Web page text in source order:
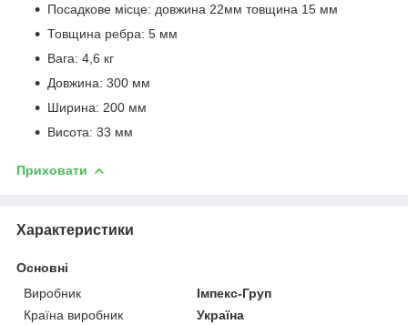
Посадкове місце: довжина 22мм товщина 15 мм
Товщина ребра: 5 мм
Вага: 4,6 кг
Довжина: 300 мм
Ширина: 200 мм
Висота: 33 мм
Приховати
Характеристики
Основні
Виробник
Імпекс-Груп
Країна виробник
Україна